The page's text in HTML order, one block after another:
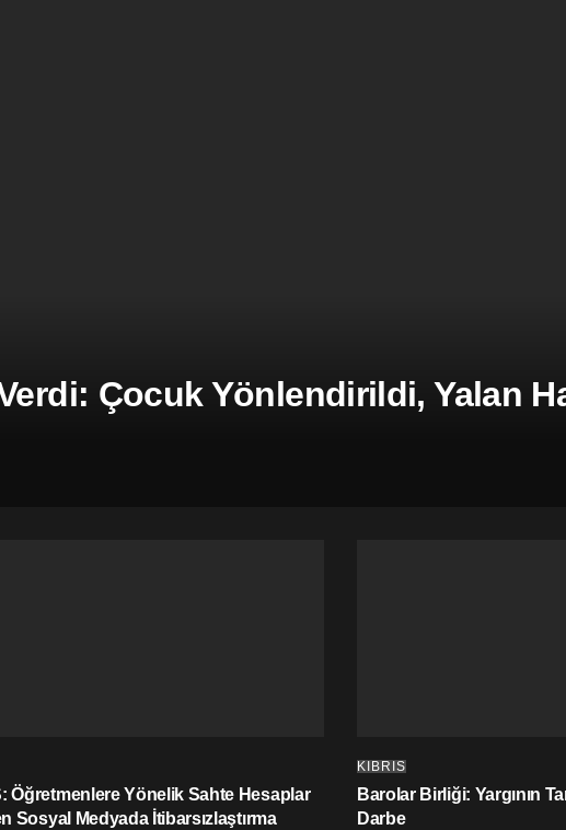
Çocuk Yönlendirildi, Yalan
Öğretmenlere Yönelik Sahte Hesaplar
Sosyal Medyada İtibarsızlaştırma
KIBRIS
Barolar Birliği: Yargının
Darbe